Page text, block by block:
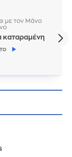
με τον Μάνο
καταραμένη